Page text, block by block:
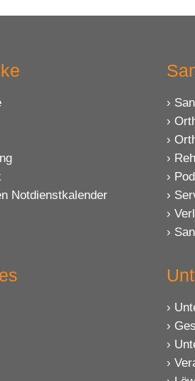
Notdienstkalender